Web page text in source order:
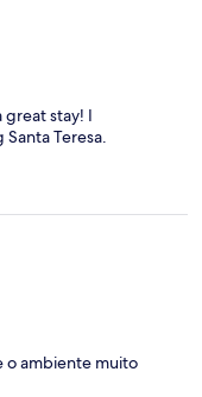
great stay! I
Teresa.
o ambiente muito